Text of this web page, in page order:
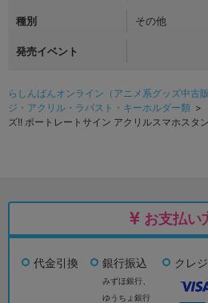
種別 その他
発売イベント
らしんばんオンライン（アニメ系グッズ中古
ジ・アクリル・ラバスト・キーホルダー類 >
ズ!! ポートレートサイン アクリルスマホスタ
お支払い
代金引換 銀行振込
みずほ銀行、
ゆうちょ銀行
クレ